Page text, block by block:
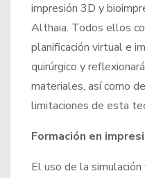
impresión 3D y
Althaia. Todos ellos
planificación virtual e
quirúrgico y
materiales, así como
limitaciones de esta
Formación en
El uso de la